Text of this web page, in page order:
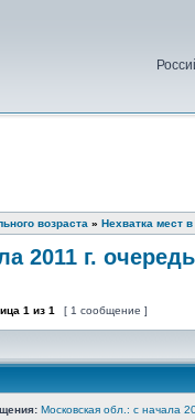
возраста » Нехватка мест
2011 г.
1 из 1 [ 1 сообщение ]
Московская обл.: с начала